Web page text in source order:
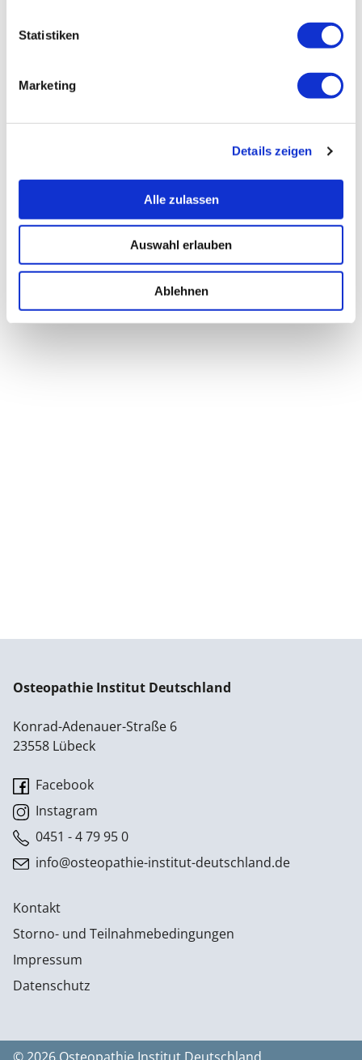
Statistiken
Marketing
Details zeigen
Alle zulassen
Auswahl erlauben
Ablehnen
Osteopathie Institut Deutschland
Konrad-Adenauer-Straße 6
23558 Lübeck
Facebook
Instagram
0451 - 4 79 95 0
info@osteopathie-institut-deutschland.de
Kontakt
Storno- und Teilnahmebedingungen
Impressum
Datenschutz